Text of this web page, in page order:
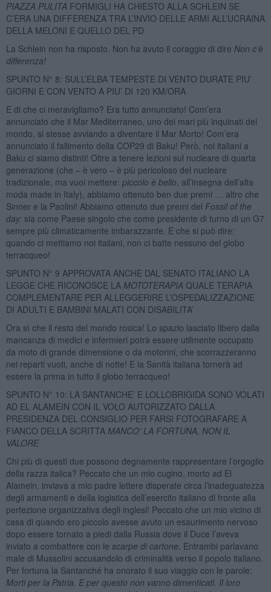
PIAZZA PULITA FORMIGLI HA CHIESTO ALLA SCHLEIN SE
C’ERA UNA DIFFERENZA TRA L’INVIO DELLE ARMI ALL’UCRAINA
DELLA MELONI E QUELLO DEL PD
La Schlein non ha risposto. Non ha avuto il coraggio di dire Non c’è
differenza!
SPUNTO N° 8: SULL’ELBA TEMPESTE DI VENTO DURATE PIU’
GIORNI E CON VENTO A PIU’ DI 120 KM/ORA
E di che ci meravigliamo? Era tutto annunciato! Com’era
annunciato che il Mar Mediterraneo, uno dei mari più inquinati del
mondo, si stesse avviando a diventare il Mar Morto! Com’era
annunciato il fallimento della COP29 di Baku! Però, noi italiani a
Baku ci siamo distinti! Oltre a tenere lezioni sul nucleare di quarta
generazione (che – è vero – è più pericoloso del nucleare
tradizionale, ma vuoi mettere: piccolo è bello , all’insegna dell’alta
moda made in Italy), abbiamo ottenuto ben due premi … altro che
Sinner e la Paolini! Abbiamo ottenuto due premi del Fossil of the
day: sia come Paese singolo che come presidente di turno di un G7
sempre più climaticamente imbarazzante. E che si può dire:
quando ci mettiamo noi italiani, non ci batte nessuno del globo
terracqueo!
SPUNTO N° 9 APPROVATA ANCHE DAL SENATO ITALIANO LA
LEGGE CHE RICONOSCE LA MOTOTERAPIA QUALE TERAPIA
COMPLEMENTARE PER ALLEGGERIRE L’OSPEDALIZZAZIONE
DI ADULTI E BAMBINI MALATI CON DISABILITA’
Ora sì che il resto del mondo rosica! Lo spazio lasciato libero dalla
mancanza di medici e infermieri potrà essere utilmente occupato
da moto di grande dimensione o da motorini, che scorrazzeranno
nei reparti vuoti, anche di notte! E la Sanità italiana tornerà ad
essere la prima in tutto il globo terracqueo!
SPUNTO N° 10: LA SANTANCHE’ E LOLLOBRIGIDA SONO VOLATI
AD EL ALAMEIN CON IL VOLO AUTORIZZATO DALLA
PRESIDENZA DEL CONSIGLIO PER FARSI FOTOGRAFARE A
FIANCO DELLA SCRITTA MANCO’ LA FORTUNA, NON IL
VALORE
Chi più di questi due possono degnamente rappresentare l’orgoglio
della razza italica? Peccato che un mio cugino, morto ad El
Alamein, inviava a mio padre lettere disperate circa l’inadeguatezza
degli armamenti e della logistica dell’esercito italiano di fronte alla
perfezione organizzativa degli inglesi! Peccato che un mio vicino di
casa di quando ero piccolo avesse avuto un esaurimento nervoso
dopo essere tornato a piedi dalla Russia dove il Duce l’aveva
inviato a combattere con le scarpe di cartone . Entrambi parlavano
male di Mussolini accusandolo di criminalità verso il popolo italiano.
Per fortuna la Santanché ha onorato il suo viaggio con le parole:
Morti per la Patria. E per questo non vanno dimenticati. Il loro